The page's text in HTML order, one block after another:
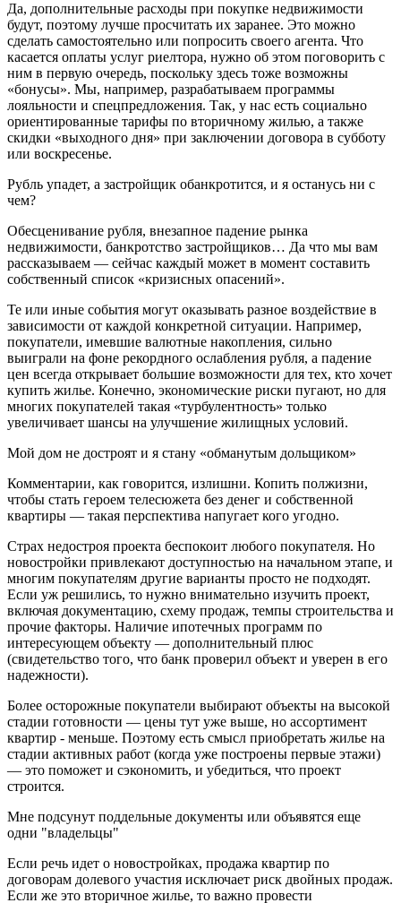
Да, дополнительные расходы при покупке недвижимости
будут, поэтому лучше просчитать их заранее. Это можно
сделать самостоятельно или попросить своего агента. Что
касается оплаты услуг риелтора, нужно об этом поговорить с
ним в первую очередь, поскольку здесь тоже возможны
«бонусы». Мы, например, разрабатываем программы
лояльности и спецпредложения. Так, у нас есть социально
ориентированные тарифы по вторичному жилью, а также
скидки «выходного дня» при заключении договора в субботу
или воскресенье.
Рубль упадет, а застройщик обанкротится, и я останусь ни с
чем?
Обесценивание рубля, внезапное падение рынка
недвижимости, банкротство застройщиков… Да что мы вам
рассказываем — сейчас каждый может в момент составить
собственный список «кризисных опасений».
Те или иные события могут оказывать разное воздействие в
зависимости от каждой конкретной ситуации. Например,
покупатели, имевшие валютные накопления, сильно
выиграли на фоне рекордного ослабления рубля, а падение
цен всегда открывает большие возможности для тех, кто хочет
купить жилье. Конечно, экономические риски пугают, но для
многих покупателей такая «турбулентность» только
увеличивает шансы на улучшение жилищных условий.
Мой дом не достроят и я стану «обманутым дольщиком»
Комментарии, как говорится, излишни. Копить полжизни,
чтобы стать героем телесюжета без денег и собственной
квартиры — такая перспектива напугает кого угодно.
Страх недостроя проекта беспокоит любого покупателя. Но
новостройки привлекают доступностью на начальном этапе, и
многим покупателям другие варианты просто не подходят.
Если уж решились, то нужно внимательно изучить проект,
включая документацию, схему продаж, темпы строительства и
прочие факторы. Наличие ипотечных программ по
интересующем объекту — дополнительный плюс
(свидетельство того, что банк проверил объект и уверен в его
надежности).
Более осторожные покупатели выбирают объекты на высокой
стадии готовности — цены тут уже выше, но ассортимент
квартир - меньше. Поэтому есть смысл приобретать жилье на
стадии активных работ (когда уже построены первые этажи)
— это поможет и сэкономить, и убедиться, что проект
строится.
Мне подсунут поддельные документы или объявятся еще
одни "владельцы"
Если речь идет о новостройках, продажа квартир по
договорам долевого участия исключает риск двойных продаж.
Если же это вторичное жилье, то важно провести